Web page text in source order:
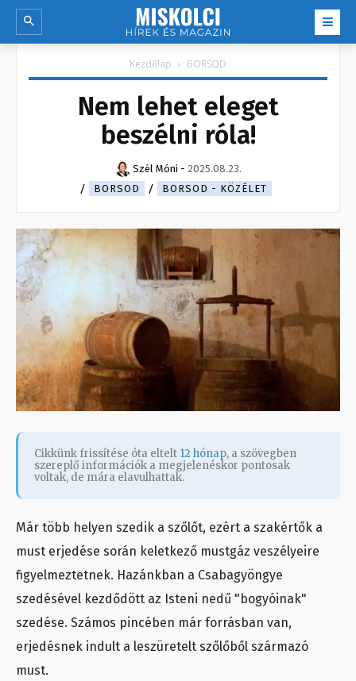
Kezdőlap BORSOD
Nem lehet eleget
beszélni róla!
Szél Móni - 2025.08.23.
BORSOD
BORSOD - KÖZÉLET
Cikkünk frissítése óta eltelt 12 hónap, a szövegben
szereplő információk a megjelenéskor pontosak
voltak, de mára elavulhattak.
Már több helyen szedik a szőlőt, ezért a szakértők a
must erjedése során keletkező mustgáz veszélyeire
figyelmeztetnek. Hazánkban a Csabagyöngye
szedésével kezdődött az Isteni nedű "bogyóinak"
szedése. Számos pincében már forrásban van,
erjedésnek indult a leszüretelt szőlőből származó
must.